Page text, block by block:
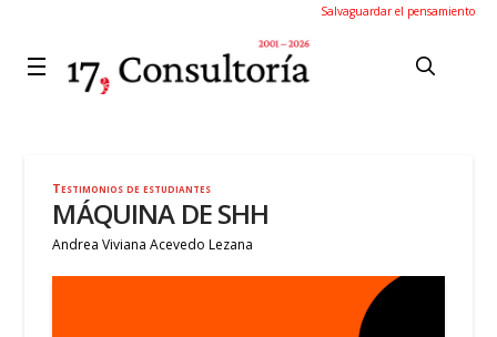
Salvaguardar el pensamiento
Testimonios de estudiantes
MÁQUINA DE SHH
Andrea Viviana Acevedo Lezana